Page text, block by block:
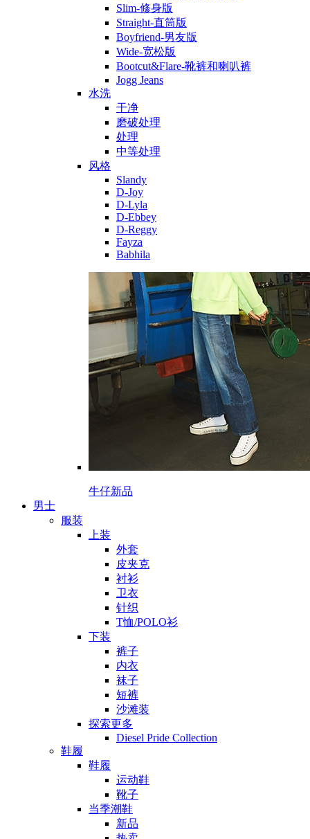
Slim-修身版
Straight-直筒版
Boyfriend-男友版
Wide-宽松版
Bootcut&Flare-靴裤和喇叭裤
Jogg Jeans
水洗
干净
磨破处理
处理
中等处理
风格
Slandy
D-Joy
D-Lyla
D-Ebbey
D-Reggy
Fayza
Babhila
牛仔新品
男士
服装
上装
外套
皮夹克
衬衫
卫衣
针织
T恤/POLO衫
下装
裤子
内衣
袜子
短裤
沙滩装
探索更多
Diesel Pride Collection
鞋履
鞋履
运动鞋
靴子
当季潮鞋
新品